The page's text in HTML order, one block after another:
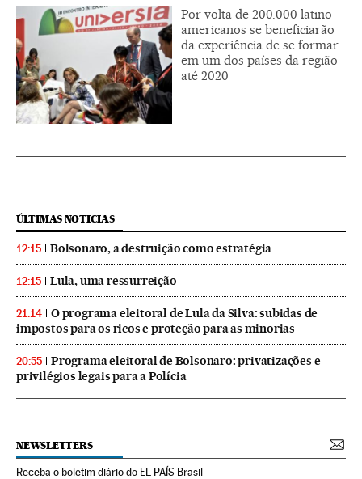
Por volta de 200.000 latino-
americanos se beneficiarão
da experiência de se formar
em um dos países da região
até 2020
ÚLTIMAS NOTICIAS
12:15 Bolsonaro, a destruição como estratégia
12:15 Lula, uma ressurreição
21:14
O programa eleitoral de Lula da Silva: subidas de
impostos para os ricos e proteção para as minorias
20:55
Programa eleitoral de Bolsonaro: privatizações e
privilégios legais para a Polícia
NEWSLETTERS
Receba o boletim diário do EL PAÍS Brasil